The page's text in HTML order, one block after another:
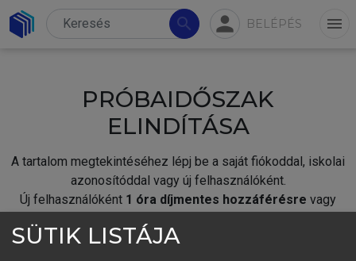
search person BELÉPÉS menu
PRÓBAIDŐSZAK
ELINDÍTÁSA
A tartalom megtekintéséhez lépj be a saját fiókoddal, iskolai
azonosítóddal vagy új felhasználóként.
Új felhasználóként 1 óra díjmentes hozzáférésre vagy
SÜTIK LISTÁJA